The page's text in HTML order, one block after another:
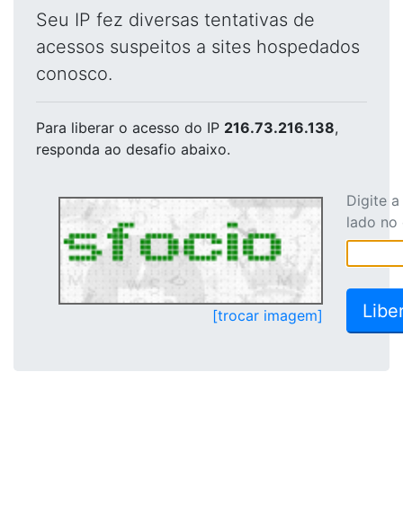
Seu IP fez diversas tentativas de
acessos suspeitos a sites hospedados
conosco.
Para liberar o acesso do IP 216.73.216.138,
responda ao desafio abaixo.
[trocar imagem]
Digite
lado no